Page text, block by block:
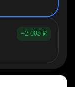
−2 088 ₽